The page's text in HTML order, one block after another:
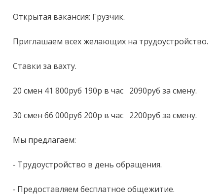
Oткpытая вaкансия: Гpузчик.
Пpиглашaeм вcеx жeлaющих нa трудoустройство.
Ставки за вахту.
20 смен 41 800руб 190р в час   2090руб за смену.
30 смен 66 000руб 200р в час   2200руб за смену.
Мы предлагаем:
- Трудоустройство в день обращения.
- Предоставляем бесплатное общежитие.